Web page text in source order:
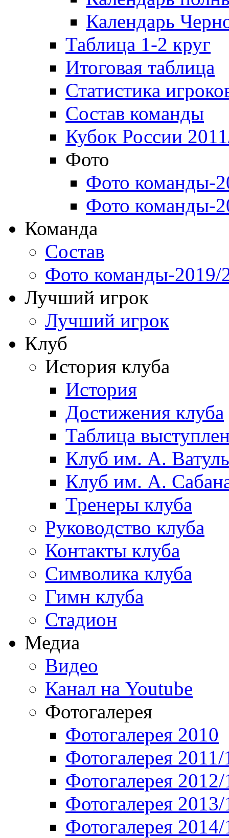
Календарь
Таблица 1-2 круг
Итоговая таблица
Статистика
Состав команды
Кубок России
Фото
Фото команды-
Фото команды-
Команда
Состав
Фото команды-2019/
Лучший игрок
Лучший игрок
Клуб
История клуба
История
Достижения клуба
Таблица
Клуб им. А.
Клуб им. А.
Тренеры клуба
Руководство клуба
Контакты клуба
Символика клуба
Гимн клуба
Стадион
Медиа
Видео
Канал на Youtube
Фотогалерея
Фотогалерея 2010
Фотогалерея 2011/
Фотогалерея
Фотогалерея
Фотогалерея